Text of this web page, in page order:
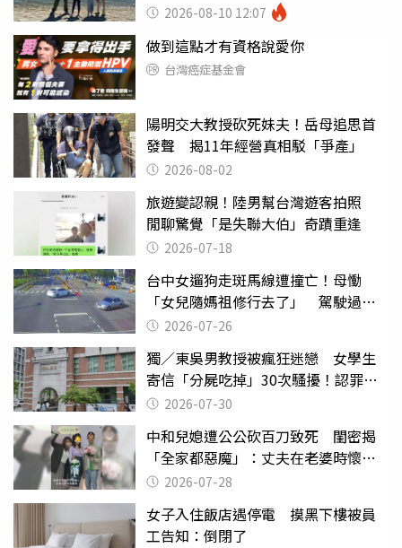
2026-08-10 12:07
做到這點才有資格說愛你
台灣癌症基金會
陽明交大教授砍死妹夫！岳母追思首
發聲 揭11年經營真相駁「爭產」
2026-08-02
旅遊變認親！陸男幫台灣遊客拍照
閒聊驚覺「是失聯大伯」奇蹟重逢
2026-07-18
台中女遛狗走斑馬線遭撞亡！母慟
「女兒隨媽祖修行去了」 駕駛過失
致死判9月
2026-07-26
獨／東吳男教授被瘋狂迷戀 女學生
寄信「分屍吃掉」30次騷擾！認罪免
關 2026-07-30
中和兒媳遭公公砍百刀致死 閨密揭
「全家都惡魔」：丈夫在老婆時懷孕
摔東西
2026-07-28
女子入住飯店遇停電 摸黑下樓被員
工告知：倒閉了